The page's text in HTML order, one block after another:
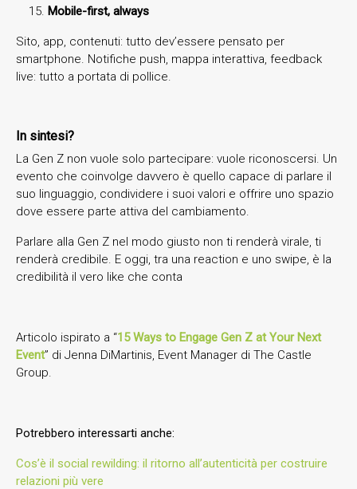
Mobile-first, always
Sito, app, contenuti: tutto dev’essere pensato per
smartphone. Notifiche push, mappa interattiva, feedback
live: tutto a portata di pollice.
In sintesi?
La Gen Z non vuole solo partecipare: vuole riconoscersi. Un
evento che coinvolge davvero è quello capace di parlare il
suo linguaggio, condividere i suoi valori e offrire uno spazio
dove essere parte attiva del cambiamento.
Parlare alla Gen Z nel modo giusto non ti renderà virale, ti
renderà credibile. E oggi, tra una reaction e uno swipe, è la
credibilità il vero like che conta
Articolo ispirato a “15 Ways to Engage Gen Z at Your Next
Event” di Jenna DiMartinis, Event Manager di The Castle
Group.
Potrebbero interessarti anche:
Cos’è il social rewilding: il ritorno all’autenticità per costruire
relazioni più vere